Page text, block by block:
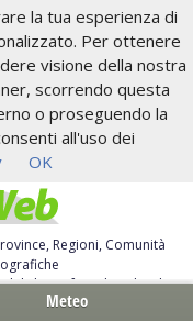
la tua esperienza di
Per ottenere
visione della nostra
scorrendo questa
o proseguendo la
all'uso dei
OK
Regioni, Comunità
leggi, free download
Meteo